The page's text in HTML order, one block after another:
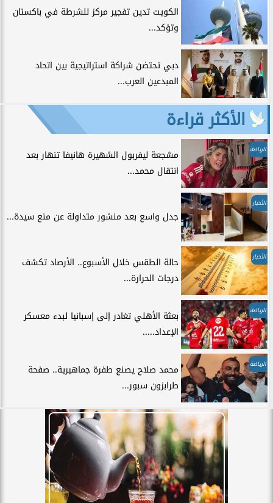
الكويت تدين تفجير مركز للشرطة في باكستان
وتؤكد...
دبي تحتضن شراكة استراتيجية بين اتحاد
المبدعين العرب...
الأكثر قراءة
الرياضة
مشجعة ليفربول الشهيرة هانيفا تنهار بعد
انتقال محمد...
الأخبار
جدل واسع بعد منشور متداولة عن منع سيدة...
الأخبار
حالة الطقس خلال الأسبوع.. الأرصاد تكشف
درجات الحرارة...
الرياضة
بعثة الأهلي تغادر إلى إسبانيا لبدء معسكر
الإعداد.....
الرياضة
محمد صلاح يصنع طفرة جماهيرية.. صفحة
طرابزون سبور...